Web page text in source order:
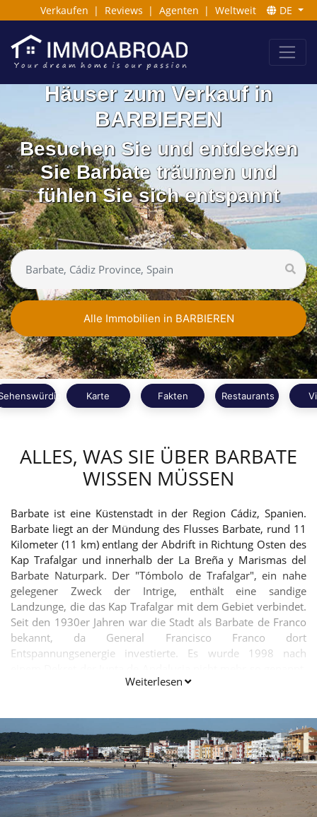
Verkaufen | Reviews | Agenten | Weltweit DE
Häuser zum Verkauf in
BARBIEREN
Besuchen Sie und entdecken
Sie Barbate träumen und
fühlen Sie sich entspannt
Alle Immobilien in BARBIEREN
Karte Fakten Restaurants
ALLES, WAS SIE ÜBER BARBATE
WISSEN MÜSSEN
Barbate ist eine Küstenstadt in der Region Cádiz, Spanien.
Barbate liegt an der Mündung des Flusses Barbate, rund 11
Kilometer (11 km) entlang der Abdrift in Richtung Osten des
Kap Trafalgar und innerhalb der La Breña y Marismas del
Barbate Naturpark. Der "Tómbolo de Trafalgar", ein nahe
gelegener Zweck der Intrige, enthält eine sandige
Landzunge, die das Kap Trafalgar mit dem Gebiet verbindet.
Seit den 1930er Jahren war die Stadt als Barbate de Franco
bekannt, da General Francisco Franco dort
Entspannungsenergie investierte. Es wurde 1998 nach
Barbate blickt auf eine lange Geschichte der Fischerei
Fischsalzen seinen Höhepunkt erreichte. Die Stadt hat nicht
den Charme von vielen älteren Siedlungen, aber es ist gut
gestaltet und hat einen attraktiven zentralen Platz, "Plaza de
la Inmaculada", flankiert von dem Rathaus und der Kirche St.
Paul. Barbate ist im Sommer bei spanischen Touristen
beliebt, zieht aber nur wenige ausländische Besucher an.
Weiterlesen